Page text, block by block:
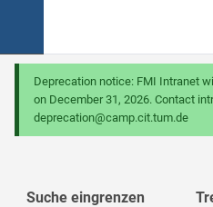
Deprecation notice: FMI Intranet
on December 31, 2026. Contact
deprecation@camp.cit.tum.de
Suche eingrenzen